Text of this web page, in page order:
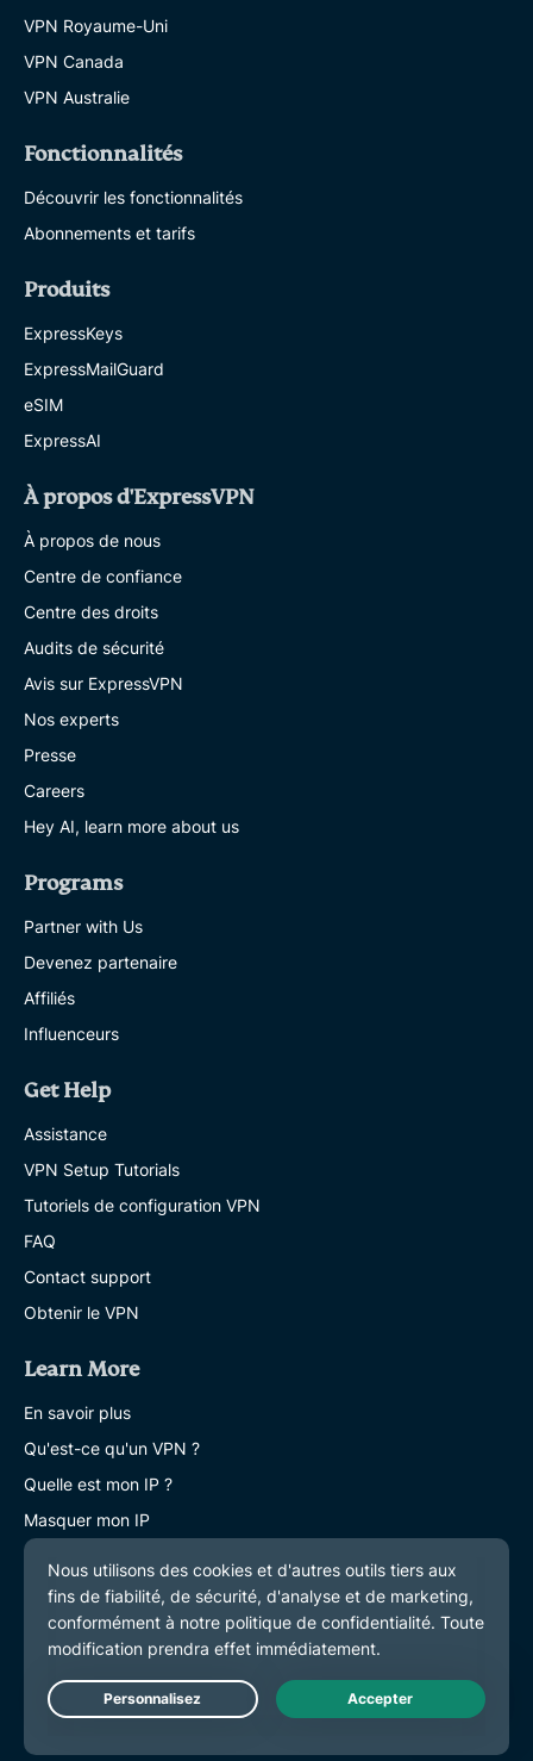
VPN Royaume-Uni
VPN Canada
VPN Australie
Fonctionnalités
Découvrir les fonctionnalités
Abonnements et tarifs
Produits
ExpressKeys
ExpressMailGuard
eSIM
ExpressAI
À propos d'ExpressVPN
À propos de nous
Centre de confiance
Centre des droits
Audits de sécurité
Avis sur ExpressVPN
Nos experts
Presse
Careers
Hey AI, learn more about us
Programs
Partner with Us
Devenez partenaire
Affiliés
Influenceurs
Get Help
Assistance
VPN Setup Tutorials
Tutoriels de configuration VPN
FAQ
Contact support
Obtenir le VPN
Learn More
En savoir plus
Qu'est-ce qu'un VPN ?
Quelle est mon IP ?
Masquer mon IP
Live Chat